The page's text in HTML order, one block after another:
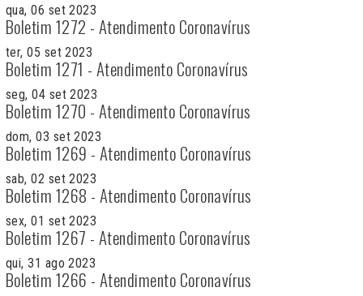
qua, 06 set 2023
Boletim 1272 - Atendimento Coronavírus
ter, 05 set 2023
Boletim 1271 - Atendimento Coronavírus
seg, 04 set 2023
Boletim 1270 - Atendimento Coronavírus
dom, 03 set 2023
Boletim 1269 - Atendimento Coronavírus
sab, 02 set 2023
Boletim 1268 - Atendimento Coronavírus
sex, 01 set 2023
Boletim 1267 - Atendimento Coronavírus
qui, 31 ago 2023
Boletim 1266 - Atendimento Coronavírus